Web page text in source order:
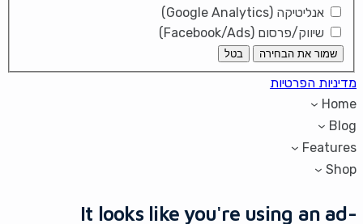
אנליטיקה (Google Analytics)
שיווק/פרסום (Facebook/Ads)
שמור את הבחירה בטל
מדיניות הפרטיות
Home
Blog
Features
Shop
It looks like you're using an ad-